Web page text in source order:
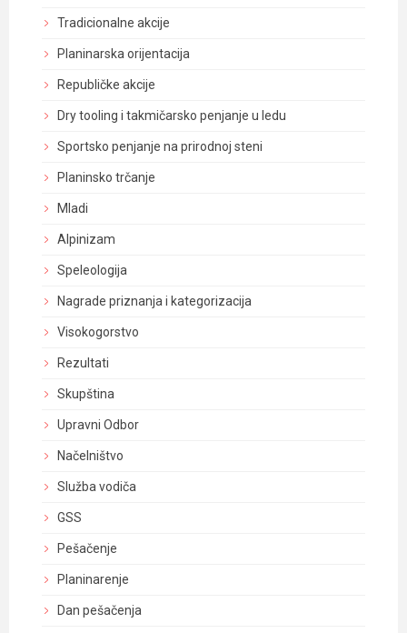
Tradicionalne akcije
Planinarska orijentacija
Republičke akcije
Dry tooling i takmičarsko penjanje u ledu
Sportsko penjanje na prirodnoj steni
Planinsko trčanje
Mladi
Alpinizam
Speleologija
Nagrade priznanja i kategorizacija
Visokogorstvo
Rezultati
Skupština
Upravni Odbor
Načelništvo
Služba vodiča
GSS
Pešačenje
Planinarenje
Dan pešačenja